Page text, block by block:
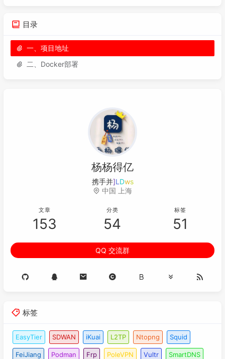
目录
一、项目地址
二、Docker部署
杨杨得亿
携手并进，%lfL
中国 上海
文章
153
分类
54
标签
51
QQ 交流群
标签
EasyTier SDWAN iKuai L2TP Ntopng Squid
FeiJiang Podman Frp PoleVPN Vultr SmartDNS